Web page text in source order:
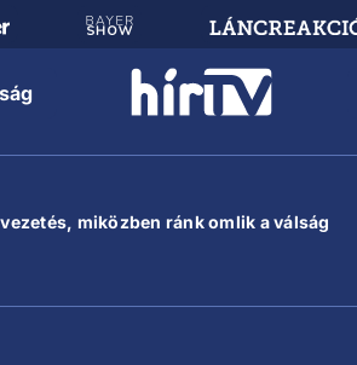
miközben ránk omlik a válság